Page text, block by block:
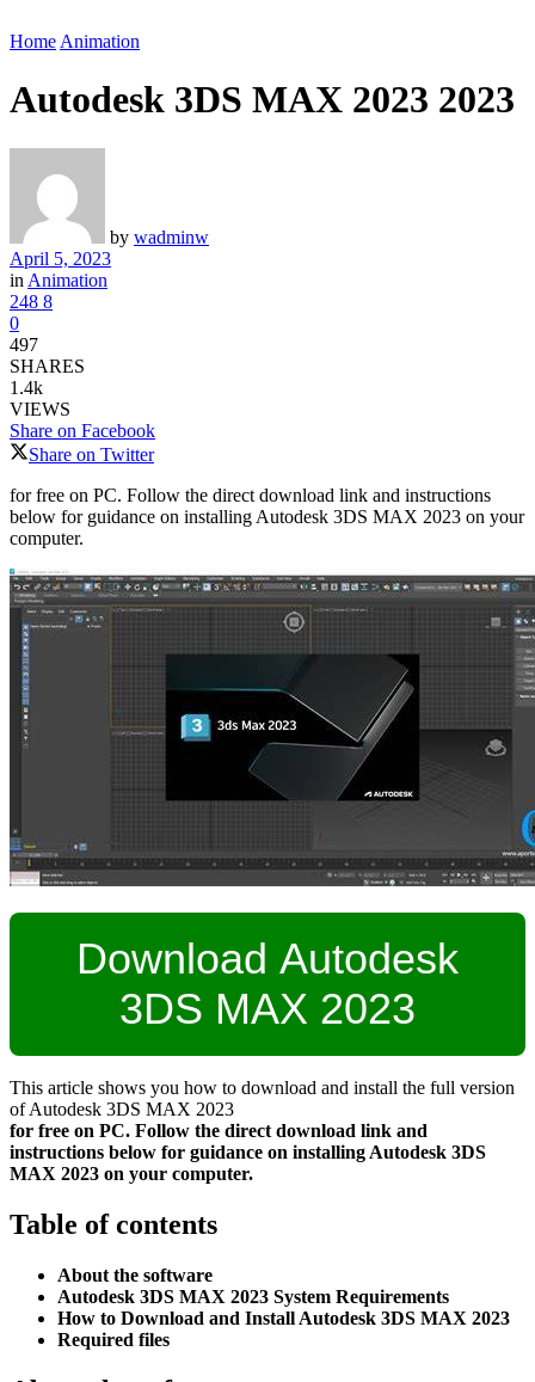
Home Animation
Autodesk 3DS MAX 2023 2023
by wadminw
April 5, 2023
in Animation
248 8
0
497
SHARES
1.4k
VIEWS
Share on Facebook
Share on Twitter
for free on PC. Follow the direct download link and instructions
below for guidance on installing Autodesk 3DS MAX 2023 on your
computer.
Download Autodesk
3DS MAX 2023
This article shows you how to download and install the full version
of Autodesk 3DS MAX 2023
for free on PC. Follow the direct download link and
instructions below for guidance on installing Autodesk 3DS
MAX 2023 on your computer.
Table of contents
About the software
Autodesk 3DS MAX 2023 System Requirements
How to Download and Install Autodesk 3DS MAX 2023
Required files